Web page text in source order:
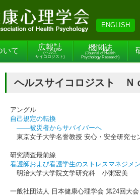
ENGLISH
いて 広報誌
(ヘルス
サイコロジスト)
機関誌
(Journal of Health
Psychology Research)
ヘルスサイコロジスト Ｎ
アングル
自己規定の転換
――被災者からサバイバーへ
東京女子大学名誉教授 安心・安全研究
研究調査最前線
看護師および看護学生のストレスマネジメ
明治大学大学院文学研究科 小粥宏美
一般社団法人 日本健康心理学会 第24回大